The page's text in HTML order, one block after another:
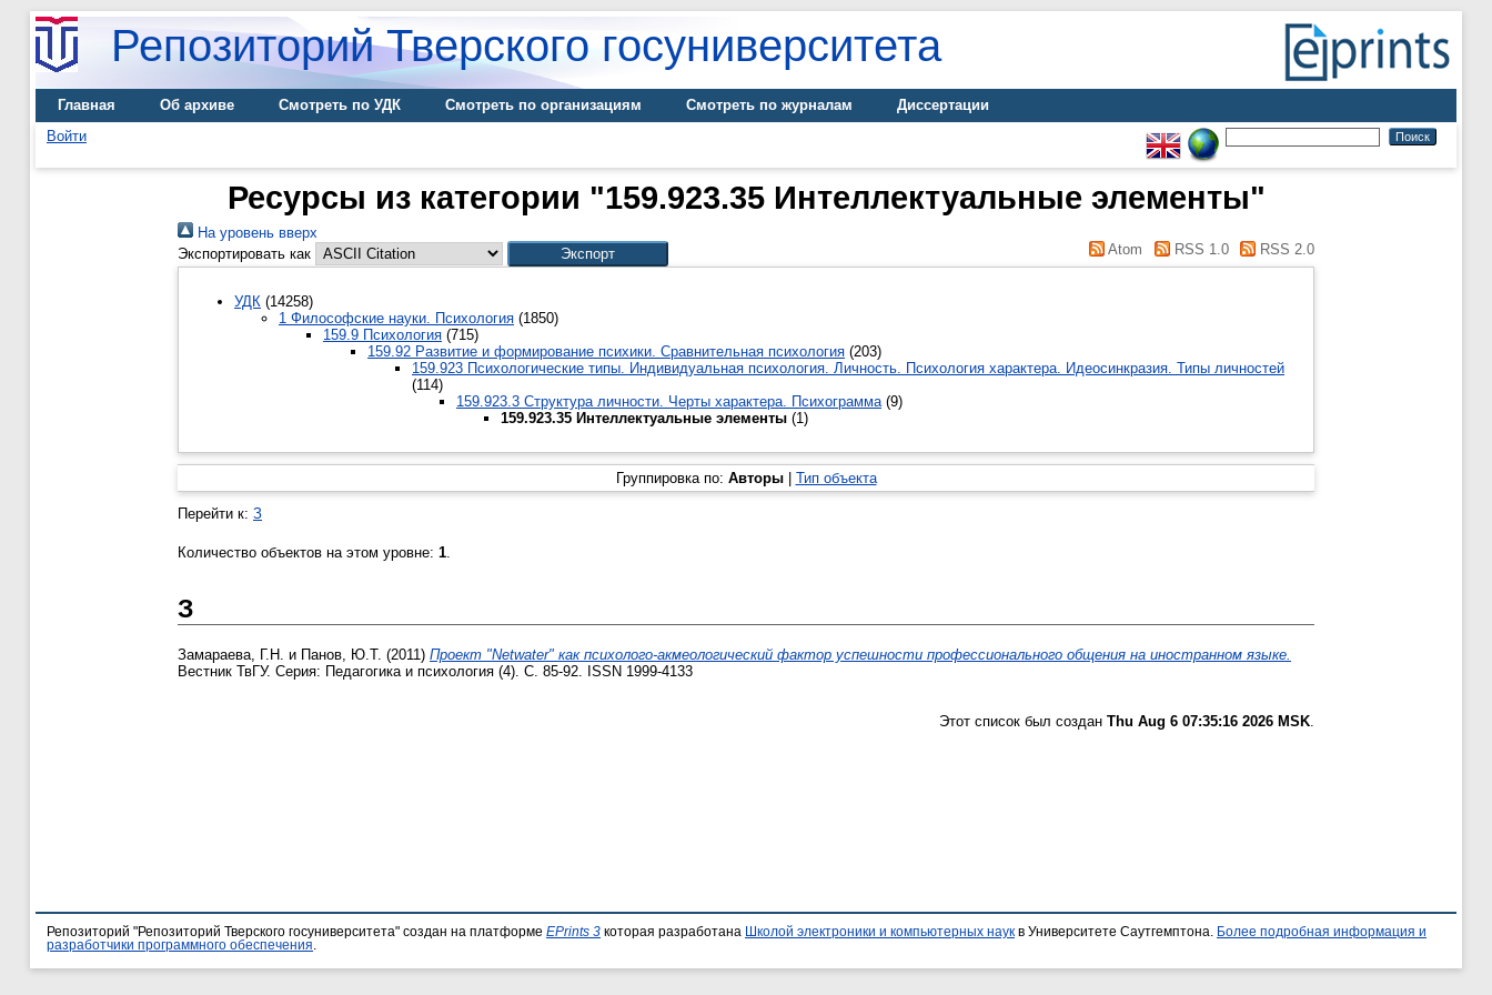
Репозиторий Тверского госуниверситета
Главная Об архиве Смотреть по УДК Смотреть по организациям Смотреть по журналам
Диссертации
Войти
Ресурсы из категории "159.923.35 Интеллектуальные элементы"
На уровень вверх
Экспортировать как
Atom RSS 1.0 RSS 2.0
УДК (14258)
1 Философские науки. Психология (1850)
159.9 Психология (715)
159.92 Развитие и формирование психики. Сравнительная психология (203)
159.923 Психологические типы. Индивидуальная психология. Личность. Психология характера. Идеосинкразия. Типы личностей
(114)
159.923.3 Структура личности. Черты характера. Психограмма (9)
159.923.35 Интеллектуальные элементы (1)
Группировка по: Авторы| Тип объекта
Перейти к: З
Количество объектов на этом уровне: 1
З
Замараева, Г.Н. и Панов, Ю.Т. (2011) Проект "Netwater" как психолого-акмеологический фактор успешности профессионального общения на иностранном языке.
Вестник ТвГУ. Серия: Педагогика и психология (4). С. 85-92. ISSN 1999-4133
Этот список был создан Thu Aug 6 07:35:16 2026 MSK
Репозиторий "Репозиторий Тверского госуниверситета" создан на платформе EPrints 3 которая разработана Школой электроники и компьютерных наук в Университете Саутгемптона.
Более подробная информация и
разработчики программного обеспечения